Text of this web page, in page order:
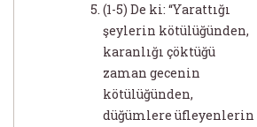
(1-5) De ki: “Yarattığı
şeylerin kötülüğünden,
karanlığı çöktüğü
zaman gecenin
kötülüğünden,
düğümlere üfleyenlerin